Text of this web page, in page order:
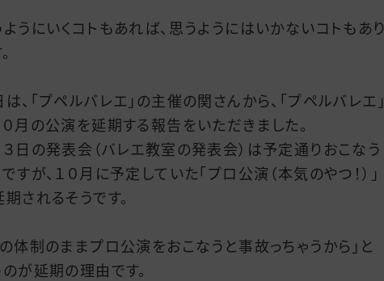
ようにいくコトもあれば、思うようにはいかないコトもあり
は、「プペルバレエ」の主催の関さんから、「プペルバレエ」
０月の公演を延期する報告をいただきました。
３日の発表会（バレエ教室の発表会）は予定通りおこなう
すが、１０月に予定していた「プロ公演（本気のやつ！）」
期されるそうです。
の体制のままプロ公演をおこなうと事故っちゃうから」と
のが延期の理由です。